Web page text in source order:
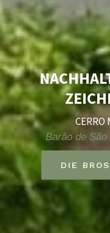
CERRO
Barão de
DIE